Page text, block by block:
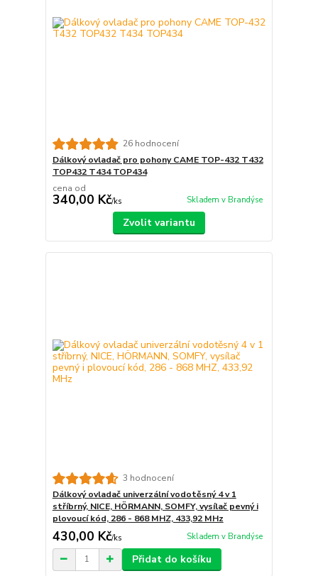
26 hodnocení
Dálkový ovladač pro pohony CAME TOP-432 T432
TOP432 T434 TOP434
cena od
340,00 Kč/ks Skladem v Brandýse
Zvolit variantu
3 hodnocení
Dálkový ovladač univerzální vodotěsný 4 v 1
stříbrný, NICE, HÖRMANN, SOMFY, vysílač pevný i
plovoucí kód, 286 - 868 MHZ, 433,92 MHz
430,00 Kč/ks Skladem v Brandýse
Přidat do košíku